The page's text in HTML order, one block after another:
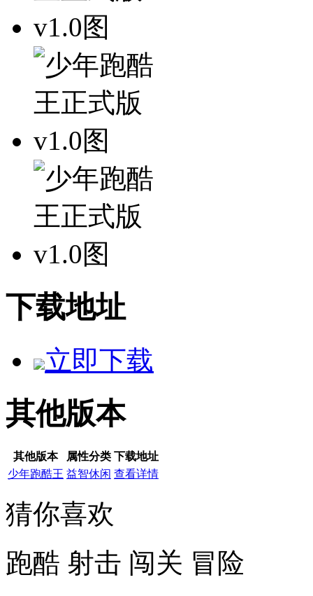
下载地址
立即下载
其他版本
其他版本 属性分类 下载地址
少年跑酷王 益智休闲 查看详情
猜你喜欢
跑酷 射击 闯关 冒险